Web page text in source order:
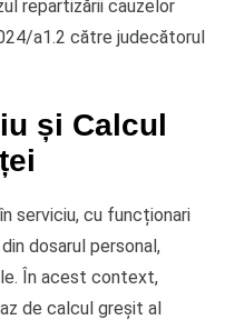
repartizării cauzelor
a1.2 către judecătorul
și Calcul
serviciu, cu funcționari
dosarul personal,
În acest context,
de calcul greșit al